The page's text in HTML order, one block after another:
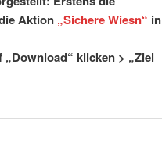
Aktion „Sichere Wiesn“ in
klicken > „Ziel